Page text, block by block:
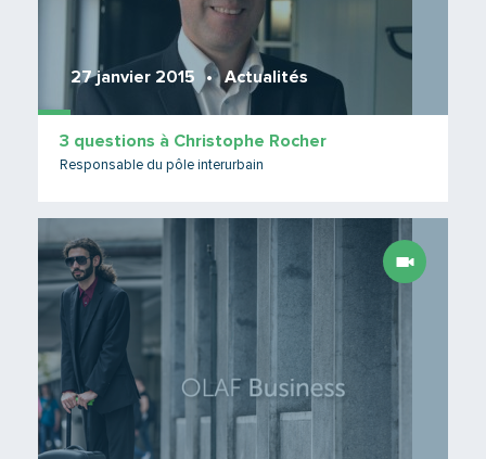
27 janvier 2015 Actualités
3 questions à Christophe Rocher
Responsable du pôle interurbain